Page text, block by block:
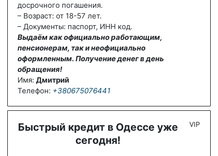
досрочного погашения.
– Возраст: от 18-57 лет.
– Документы: паспорт, ИНН код.
Выдаём как официально работающим,
пенсионерам, так и неофициально
оформленным. Получение денег в день
обращения!
Имя: Дмитрий
Телефон: +380675076441
Быстрый кредит в Одессе уже
сегодня!
VIP